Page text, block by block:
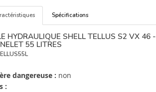
Spécifications
HYDRAULIQUE SHELL TELLUS S2 VX 46 -
55 LITRES
dangereuse : non
: